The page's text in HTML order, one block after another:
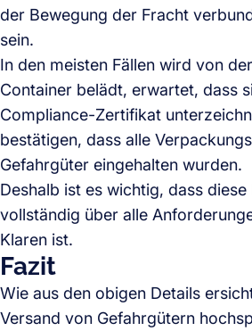
der Bewegung der Fracht
sein.
In den meisten Fällen wird von
Container belädt, erwartet, dass
Compliance-Zertifikat
bestätigen, dass alle
Gefahrgüter eingehalten wurden.
Deshalb ist es wichtig, dass diese
vollständig über alle
Klaren ist.
Fazit
Wie aus den obigen Details
Versand von Gefahrgütern